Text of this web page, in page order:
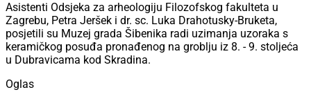
Asistenti Odsjeka za arheologiju Filozofskog fakulteta u
Zagrebu, Petra Jeršek i dr. sc. Luka Drahotusky-Bruketa,
posjetili su Muzej grada Šibenika radi uzimanja uzoraka s
keramičkog posuđa pronađenog na groblju iz 8. - 9. stoljeća
u Dubravicama kod Skradina.
Oglas